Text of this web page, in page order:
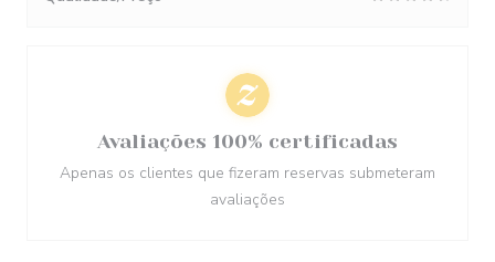
Avaliações 100% certificadas
Apenas os clientes que fizeram reservas submeteram
avaliações